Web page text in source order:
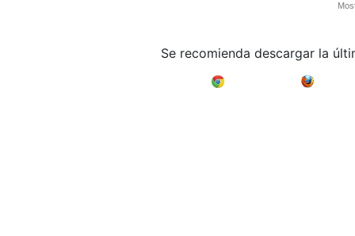
Se recomienda descargar la